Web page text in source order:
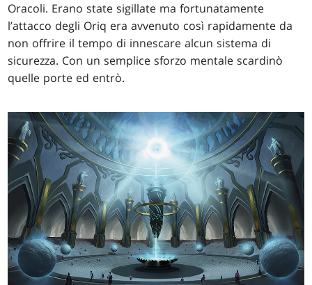
Oracoli. Erano state sigillate ma fortunatamente
l’attacco degli Oriq era avvenuto così rapidamente da
non offrire il tempo di innescare alcun sistema di
sicurezza. Con un semplice sforzo mentale scardinò
quelle porte ed entrò.